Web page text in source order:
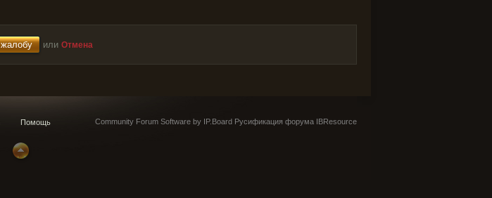
или Отмена
Помощь Community Forum Software by IP.Board Русификация форума IBResource